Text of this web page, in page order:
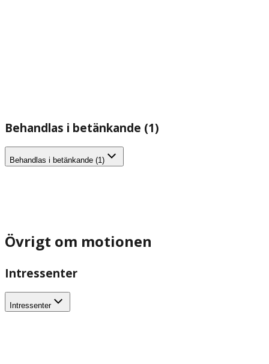
Behandlas i betänkande (1)
Behandlas i betänkande (1)
Övrigt om motionen
Intressenter
Intressenter